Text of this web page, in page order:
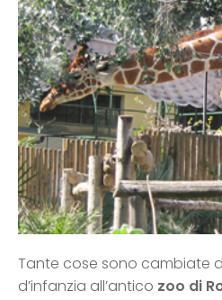
Tante cose sono cambiate
d’infanzia all’antico zoo di